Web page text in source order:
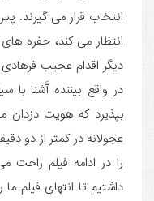
انتخاب قرار می گیرند.
انتظار می کند، حفره
دیگر اقدام عجیب
در واقع بیننده آَشنا
بپذیرد که هویت دزدان
عجولانه در کمتر از دو
را در ادامه فیلم راحت
داشتیم تا انتهای فیلم